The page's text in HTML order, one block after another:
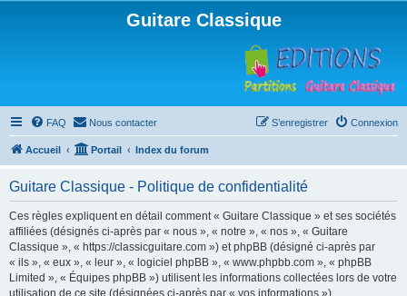
Guitare Classique
FAQ Nous contacter Connexion
S’enregistrer
Accueil Portail Index du forum
Guitare Classique - Politique de confidentialité
Ces règles expliquent en détail comment « Guitare Classique » et ses sociétés
affiliées (désignés ci-après par « nous », « notre », « nos », « Guitare
Classique », « https://classicguitare.com ») et phpBB (désigné ci-après par
« ils », « eux », « leur », « logiciel phpBB », « www.phpbb.com », « phpBB
Limited », « Équipes phpBB ») utilisent les informations collectées lors de votre
utilisation de ce site (désignées ci-après par « vos informations »).